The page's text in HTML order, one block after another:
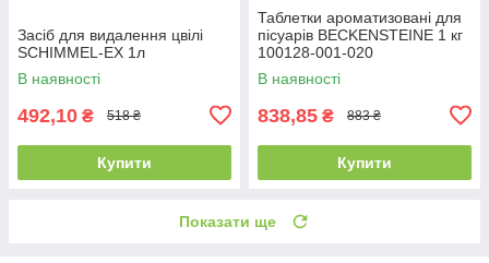
Засіб для видалення цвілі
SCHIMMEL-EX 1л
В наявності
492,10 ₴ 518 ₴
Купити
Таблетки ароматизовані для
пісуарів BECKENSTEINE 1 кг
100128-001-020
В наявності
838,85 ₴ 883 ₴
Купити
Показати ще